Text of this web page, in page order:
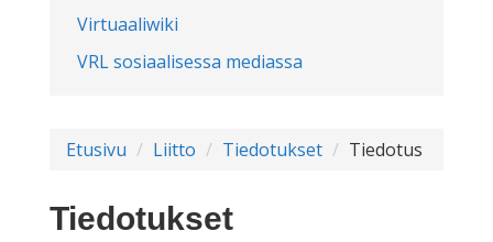
Virtuaaliwiki
VRL sosiaalisessa mediassa
Etusivu Liitto Tiedotukset Tiedotus
Tiedotukset